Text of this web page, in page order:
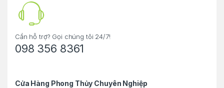
Cần hỗ trợ? Gọi chúng tôi 24/7!
098 356 8361
Cửa Hàng Phong Thủy Chuyên Nghiệp